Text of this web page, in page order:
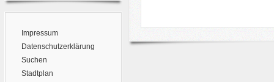
Impressum
Datenschutzerklärung
Suchen
Stadtplan